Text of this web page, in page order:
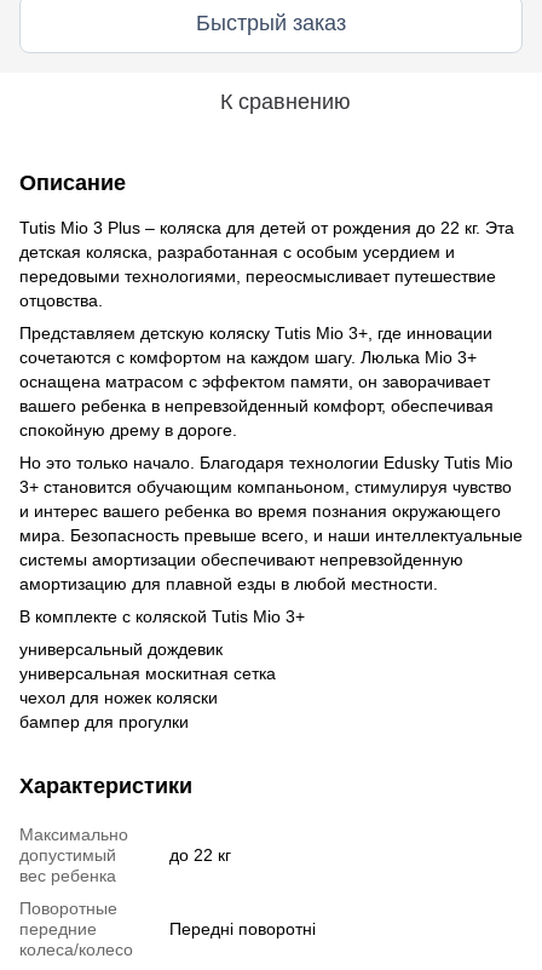
Быстрый заказ
К сравнению
Описание
Tutis Mio 3 Plus – коляска для детей от рождения до 22 кг. Эта
детская коляска, разработанная с особым усердием и
передовыми технологиями, переосмысливает путешествие
отцовства.
Представляем детскую коляску Tutis Mio 3+, где инновации
сочетаются с комфортом на каждом шагу. Люлька Mio 3+
оснащена матрасом с эффектом памяти, он заворачивает
вашего ребенка в непревзойденный комфорт, обеспечивая
спокойную дрему в дороге.
Но это только начало. Благодаря технологии Edusky Tutis Mio
3+ становится обучающим компаньоном, стимулируя чувство
и интерес вашего ребенка во время познания окружающего
мира. Безопасность превыше всего, и наши интеллектуальные
системы амортизации обеспечивают непревзойденную
амортизацию для плавной езды в любой местности.
В комплекте с коляской Tutis Mio 3+
универсальный дождевик
универсальная москитная сетка
чехол для ножек коляски
бампер для прогулки
Характеристики
Максимально
допустимый
вес ребенка
до 22 кг
Поворотные
передние
колеса/колесо
Передні поворотні